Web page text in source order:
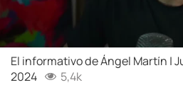
El informativo de Ángel Martín |
2024
5,4k